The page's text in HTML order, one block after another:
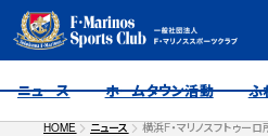
ニュース ホームタウン活動 ふ
HOME ニュース 横浜F・マリノスフトゥー